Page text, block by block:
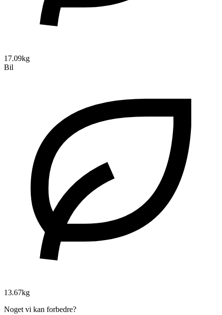
17.09kg
Bil
13.67kg
Noget vi kan forbedre?